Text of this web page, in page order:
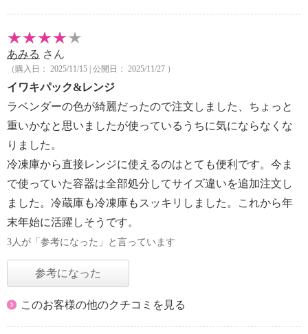
あみる さん
（購入日： 2025/11/15 | 公開日： 2025/11/27 ）
イワキパック&レンジ
ラベンダーの色が綺麗だったので注文しました、ちょっと
重いかなと思いましたが使っているうちに気にならなくな
りました。
冷凍庫から直接レンジに使えるのはとても便利です。今ま
で使っていた容器は全部処分してサイズ違いを追加注文し
ました。冷蔵庫も冷凍庫もスッキリしました。これから年
末年始に活躍しそうです。
3人が「参考になった」と言っています
参考になった
このお客様の他のクチコミを見る